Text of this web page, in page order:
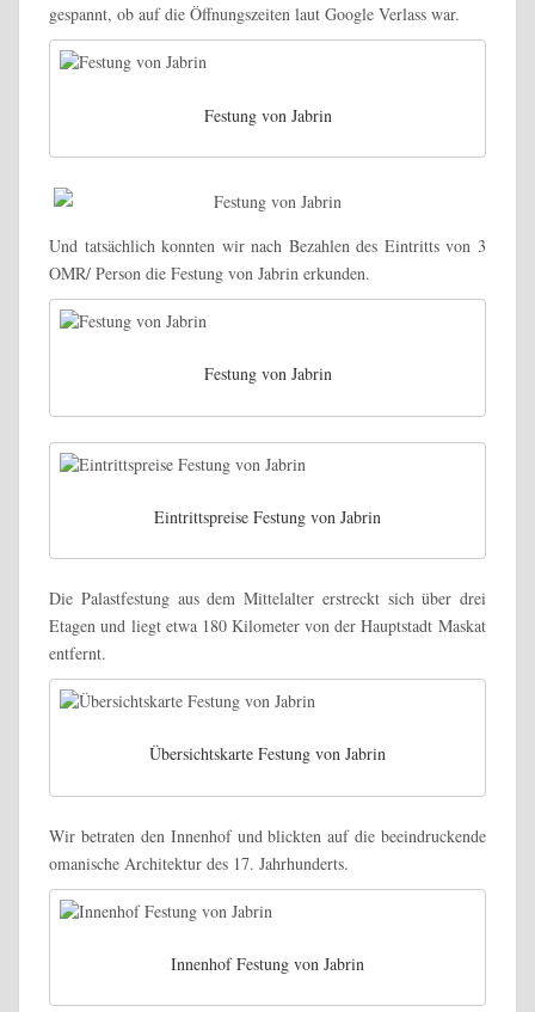
gespannt, ob auf die Öffnungszeiten laut Google Verlass war.
Festung von Jabrin
Und tatsächlich konnten wir nach Bezahlen des Eintritts von 3
OMR/ Person die Festung von Jabrin erkunden.
Festung von Jabrin
Eintrittspreise Festung von Jabrin
Die Palastfestung aus dem Mittelalter erstreckt sich über drei
Etagen und liegt etwa 180 Kilometer von der Hauptstadt Maskat
entfernt.
Übersichtskarte Festung von Jabrin
Wir betraten den Innenhof und blickten auf die beeindruckende
omanische Architektur des 17. Jahrhunderts.
Innenhof Festung von Jabrin